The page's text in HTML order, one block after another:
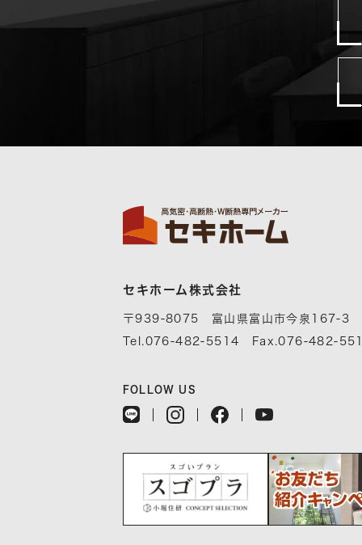
セキホーム株式会社
〒939-8075 富山県富山市今泉167-3
Tel.076-482-5514 Fax.076-482-
FOLLOW US